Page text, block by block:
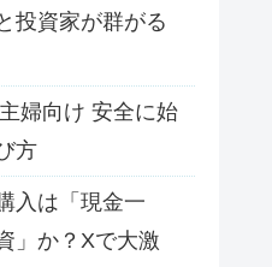
投資家が群がる
婦向け 安全に始
方
入は「現金一
」か？Xで大激